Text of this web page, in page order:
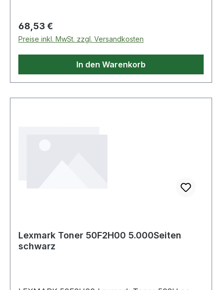
Regulärer Preis:
68,53 €
Preise inkl. MwSt. zzgl. Versandkosten
In den Warenkorb
Lexmark Toner 50F2H00 5.000Seiten
schwarz